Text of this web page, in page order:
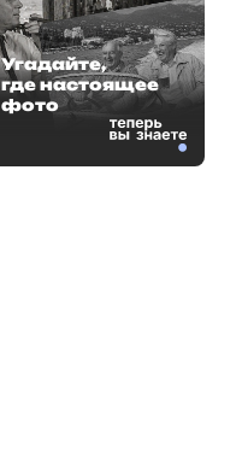
Угадайте,
где настоящее
фото